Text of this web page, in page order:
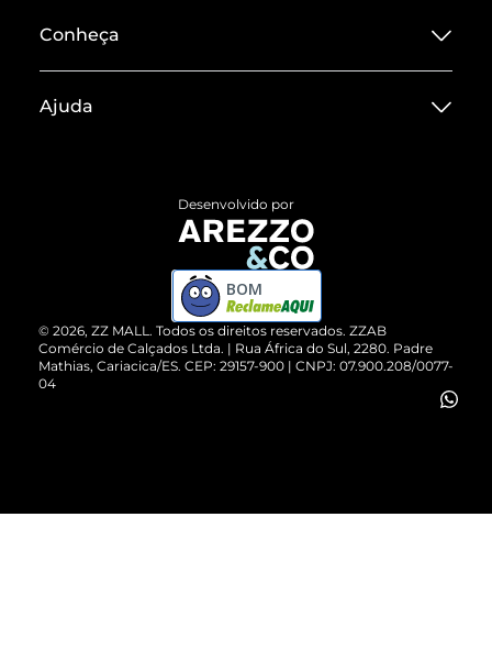
Conheça
Termos de Uso
ZZ MALL é confiável
Cartão Presente
Vendas Corporativas
Ajuda
Devolução do Produto
Compre pelo WhatsApp
© 2026, ZZ MALL. Todos os direitos reservados. ZZAB
Comércio de Calçados Ltda. | Rua África do Sul, 2280. Padre
Mathias, Cariacica/ES. CEP: 29157-900 | CNPJ: 07.900.208/0077-
04
Desenvolvido por
BOM